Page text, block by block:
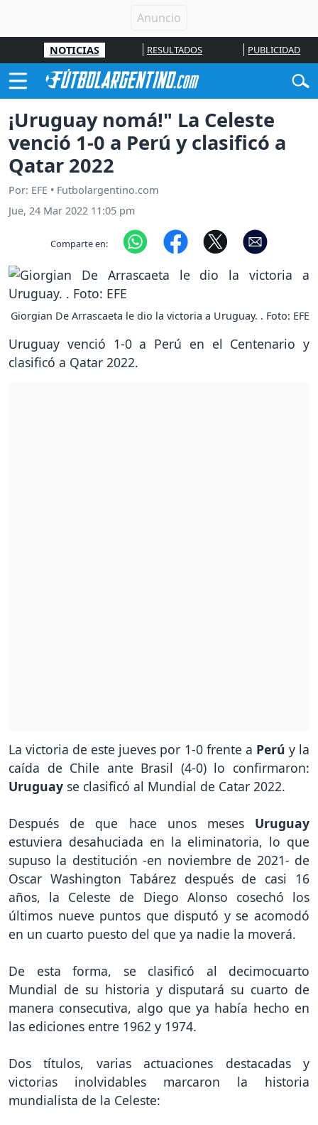
NOTICIAS RESULTADOS PUBLICIDAD
¡Uruguay nomá!" La Celeste
venció 1-0 a Perú y clasificó a
Qatar 2022
Por: EFE • Futbolargentino.com
Jue, 24 Mar 2022 11:05 pm
Comparte en:
Giorgian De Arrascaeta le dio la victoria a Uruguay. . Foto: EFE
Uruguay venció 1-0 a Perú en el Centenario y
clasificó a Qatar 2022.
La victoria de este jueves por 1-0 frente a Perú y la
caída de Chile ante Brasil (4-0) lo confirmaron:
Uruguay se clasificó al Mundial de Catar 2022.
Después de que hace unos meses Uruguay
estuviera desahuciada en la eliminatoria, lo que
supuso la destitución -en noviembre de 2021- de
Oscar Washington Tabárez después de casi 16
años, la Celeste de Diego Alonso cosechó los
últimos nueve puntos que disputó y se acomodó
en un cuarto puesto del que ya nadie la moverá.
De esta forma, se clasificó al decimocuarto
Mundial de su historia y disputará su cuarto de
manera consecutiva, algo que ya había hecho en
las ediciones entre 1962 y 1974.
Dos títulos, varias actuaciones destacadas y
victorias inolvidables marcaron la historia
mundialista de la Celeste: